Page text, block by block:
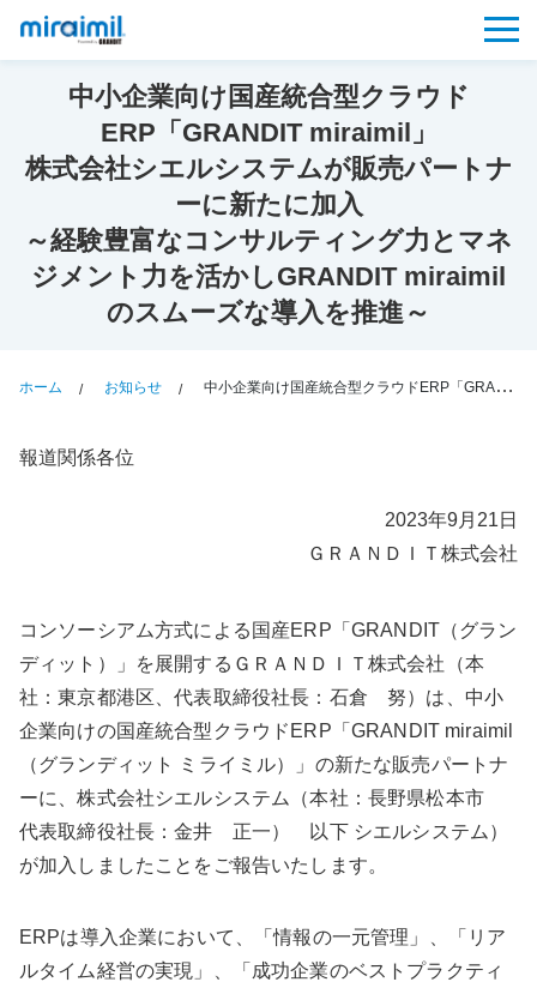
中小企業向け国産統合型クラウド
ERP「GRANDIT miraimil」
株式会社シエルシステムが販売パートナ
ーに新たに加入
～経験豊富なコンサルティング力とマネ
ジメント力を活かしGRANDIT miraimil
のスムーズな導入を推進～
ホーム お知らせ 中小企業向け国産統合型クラウドERP「GRANDIT miraimil」株式会社シエルシステムが販売パートナーに新たに加入～経験豊富なコンサルティング力とマネジメント力を活かしGRANDIT miraimilのスムーズな導入を推進～
報道関係各位
2023年9月21日
ＧＲＡＮＤＩＴ株式会社
コンソーシアム方式による国産ERP「GRANDIT（グラン
ディット）」を展開するＧＲＡＮＤＩＴ株式会社（本
社：東京都港区、代表取締役社長：石倉 努）は、中小
企業向けの国産統合型クラウドERP「GRANDIT miraimil
（グランディット ミライミル）」の新たな販売パートナ
ーに、株式会社シエルシステム（本社：長野県松本市
代表取締役社長：金井 正一） 以下 シエルシステム）
が加入しましたことをご報告いたします。
ERPは導入企業において、「情報の一元管理」、「リア
ルタイム経営の実現」、「成功企業のベストプラクティ